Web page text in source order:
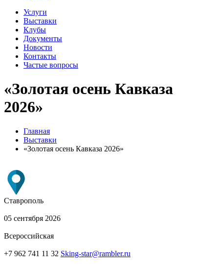
Услуги
Выставки
Клубы
Документы
Новости
Контакты
Частые вопросы
«Золотая осень Кавказа
2026»
Главная
Выставки
«Золотая осень Кавказа 2026»
Ставрополь
05 сентября 2026
Всероссийская
+7 962 741 11 32 Sking-star@rambler.ru